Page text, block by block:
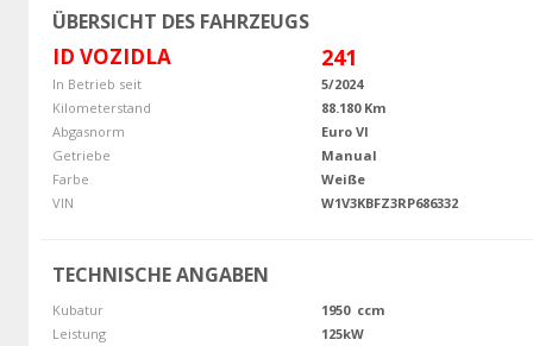
ÜBERSICHT DES FAHRZEUGS
ID VOZIDLA 241
In Betrieb seit
5/2024
Kilometerstand
88.180 Km
Abgasnorm
Euro VI
Getriebe
Manual
Farbe
Weiße
VIN
W1V3KBFZ3RP686332
TECHNISCHE ANGABEN
Kubatur
1950 ccm
Leistung
125kW